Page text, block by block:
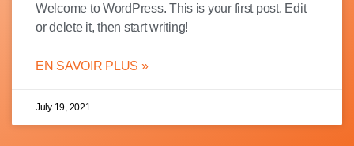
Welcome to WordPress. This is your first post. Edit
or delete it, then start writing!
EN SAVOIR PLUS »
July 19, 2021